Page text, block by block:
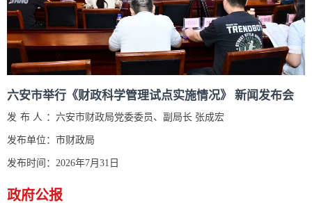
六安市举行《财政科学管理试点实施情况》 新闻发布会
发布人： 六安市财政局党委委员、副局长 张成宏
发布单位： 市财政局
发布时间： 2026年7月31日
政府公报